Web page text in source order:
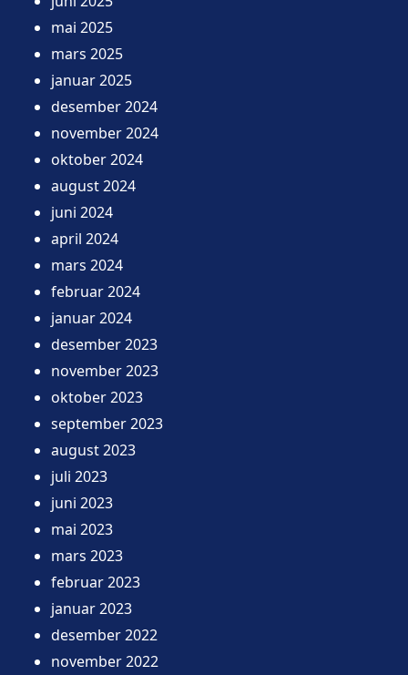
mai 2025
mars 2025
januar 2025
desember 2024
november 2024
oktober 2024
august 2024
juni 2024
april 2024
mars 2024
februar 2024
januar 2024
desember 2023
november 2023
oktober 2023
september 2023
august 2023
juli 2023
juni 2023
mai 2023
mars 2023
februar 2023
januar 2023
desember 2022
november 2022